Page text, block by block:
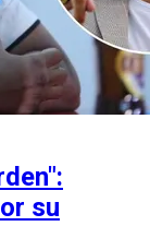
su